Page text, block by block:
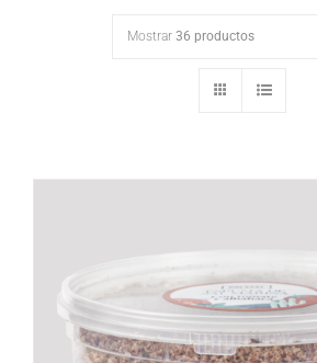
Mostrar 36 productos